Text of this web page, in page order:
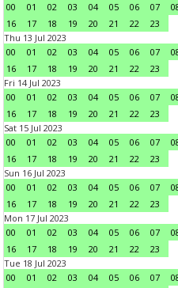
00
01 02 03 04 05 06 07
16
17 18 19 20 21 22
23
Thu 13 Jul 2023
00
01 02 03 04 05 06 07
16
17 18 19 20 21 22
23
Fri 14 Jul 2023
00
01 02 03 04 05 06 07
16
17 18 19 20 21 22
23
Sat 15 Jul 2023
00
01 02 03 04 05 06 07
16
17 18 19 20 21 22
23
Sun 16 Jul 2023
00
01 02 03 04 05 06 07
16
17 18 19 20 21 22
23
Mon 17 Jul 2023
00
01 02 03 04 05 06 07
16
17 18 19 20 21 22
23
Tue 18 Jul 2023
00
01 02 03 04 05 06 07